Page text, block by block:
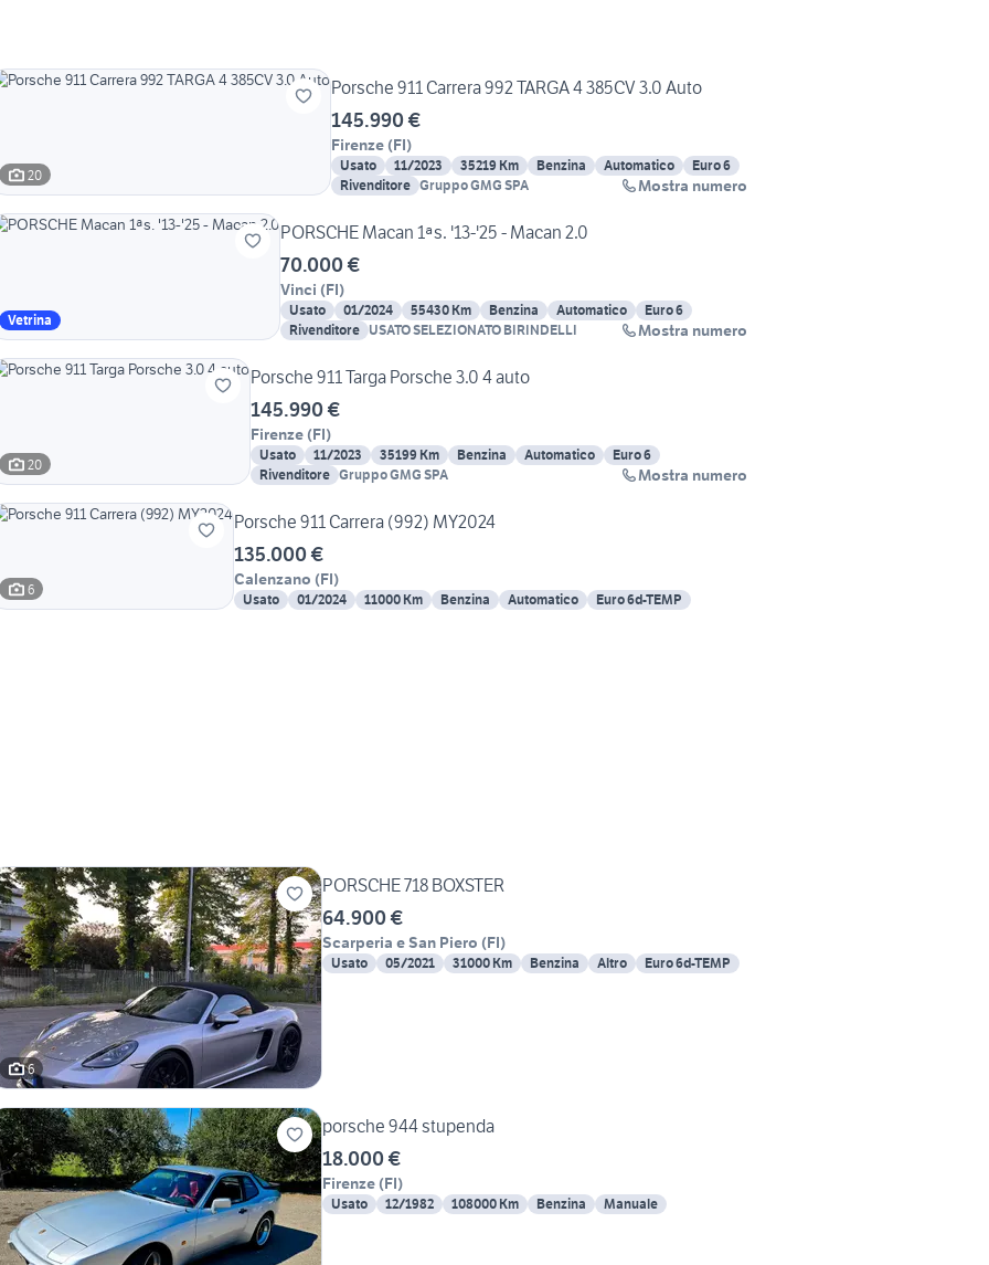
20
Porsche 911 Carrera 992 TARGA 4 385CV 3.0 Auto
145.990 €
Firenze (FI)
Usato 11/2023 35219 Km Benzina Automatico
Euro 6
Rivenditore Gruppo GMG SPA Mostra numero
Vetrina
PORSCHE Macan 1ªs. '13-'25 - Macan 2.0
70.000 €
Vinci (FI)
Usato 01/2024 55430 Km Benzina Automatico
Euro 6
Rivenditore USATO SELEZIONATO BIRINDELLI Mostra numero
20
Porsche 911 Targa Porsche 3.0 4 auto
145.990 €
Firenze (FI)
Usato 11/2023 35199 Km Benzina Automatico
Euro 6
Rivenditore Gruppo GMG SPA Mostra numero
6
Porsche 911 Carrera (992) MY2024
135.000 €
Calenzano (FI)
Usato 01/2024 11000 Km Benzina Automatico Euro 6d-TEMP
6
PORSCHE 718 BOXSTER
64.900 €
Scarperia e San Piero (FI)
Usato 05/2021 31000 Km Benzina Altro Euro 6d-TEMP
porsche 944 stupenda
18.000 €
Firenze (FI)
Usato 12/1982 108000 Km Benzina Manuale